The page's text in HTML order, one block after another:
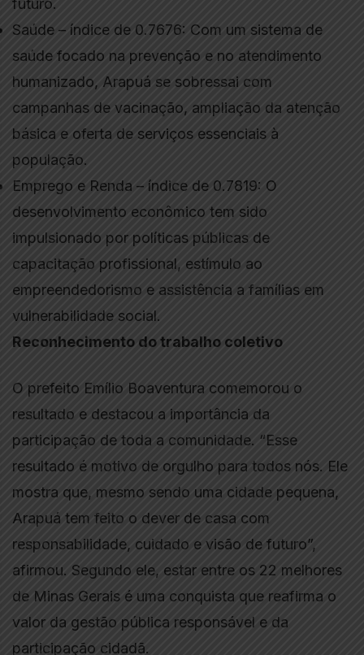
futuro.
Saúde – índice de 0.7676: Com um sistema de
saúde focado na prevenção e no atendimento
humanizado, Arapuá se sobressai com
campanhas de vacinação, ampliação da atenção
básica e oferta de serviços essenciais à
população.
Emprego e Renda – índice de 0.7819: O
desenvolvimento econômico tem sido
impulsionado por políticas públicas de
capacitação profissional, estímulo ao
empreendedorismo e assistência a famílias em
vulnerabilidade social.
Reconhecimento do trabalho coletivo
O prefeito Emílio Boaventura comemorou o
resultado e destacou a importância da
participação de toda a comunidade. “Esse
resultado é motivo de orgulho para todos nós. Ele
mostra que, mesmo sendo uma cidade pequena,
Arapuá tem feito o dever de casa com
responsabilidade, cuidado e visão de futuro”,
afirmou. Segundo ele, estar entre os 22 melhores
de Minas Gerais é uma conquista que reafirma o
valor da gestão pública responsável e da
participação cidadã.